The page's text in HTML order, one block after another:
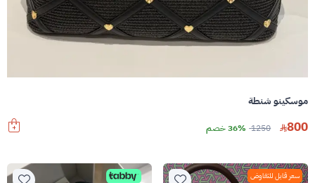
موسكينو شنطة
800
1250 36% خصم
سعر قابل للتفاوض